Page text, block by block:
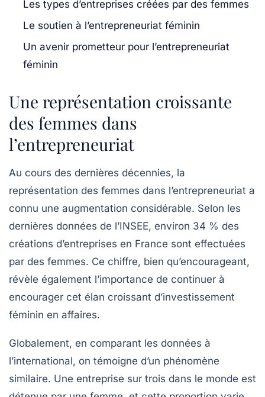
Les types d’entreprises créées par des femmes
Le soutien à l’entrepreneuriat féminin
Un avenir prometteur pour l’entrepreneuriat
féminin
Une représentation croissante
des femmes dans
l’entrepreneuriat
Au cours des dernières décennies, la
représentation des femmes dans l’entrepreneuriat a
connu une augmentation considérable. Selon les
dernières données de l’INSEE, environ 34 % des
créations d’entreprises en France sont effectuées
par des femmes. Ce chiffre, bien qu’encourageant,
révèle également l’importance de continuer à
encourager cet élan croissant d’investissement
féminin en affaires.
Globalement, en comparant les données à
l’international, on témoigne d’un phénomène
similaire. Une entreprise sur trois dans le monde est